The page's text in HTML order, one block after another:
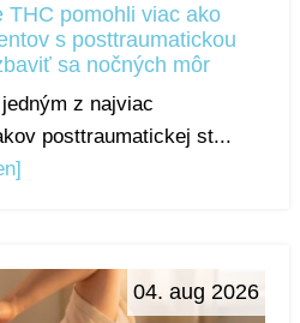
THC pomohli viac ako
s posttraumatickou
sa nočných môr
z najviac
posttraumatickej st...
04. aug 2026